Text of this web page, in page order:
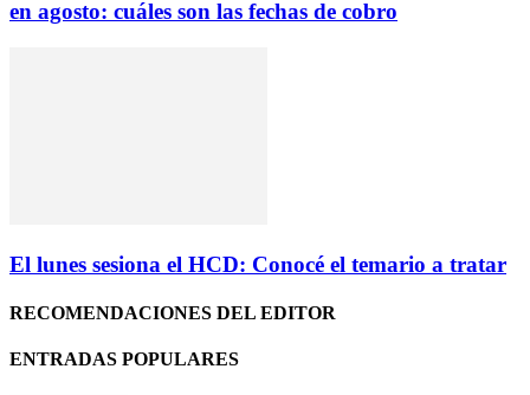
en agosto: cuáles son las fechas de cobro
El lunes sesiona el HCD: Conocé el temario a tratar
RECOMENDACIONES DEL EDITOR
ENTRADAS POPULARES